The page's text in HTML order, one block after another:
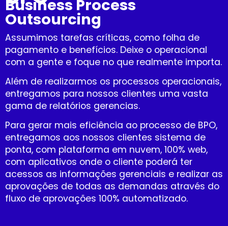
Business Process
Outsourcing
Assumimos tarefas críticas, como folha de
pagamento e benefícios. Deixe o operacional
com a gente e foque no que realmente importa.
Além de realizarmos os processos operacionais,
entregamos para nossos clientes uma vasta
gama de relatórios gerencias.
Para gerar mais eficiência ao processo de BPO,
entregamos aos nossos clientes sistema de
ponta, com plataforma em nuvem, 100% web,
com aplicativos onde o cliente poderá ter
acessos as informações gerenciais e realizar as
aprovações de todas as demandas através do
fluxo de aprovações 100% automatizado.